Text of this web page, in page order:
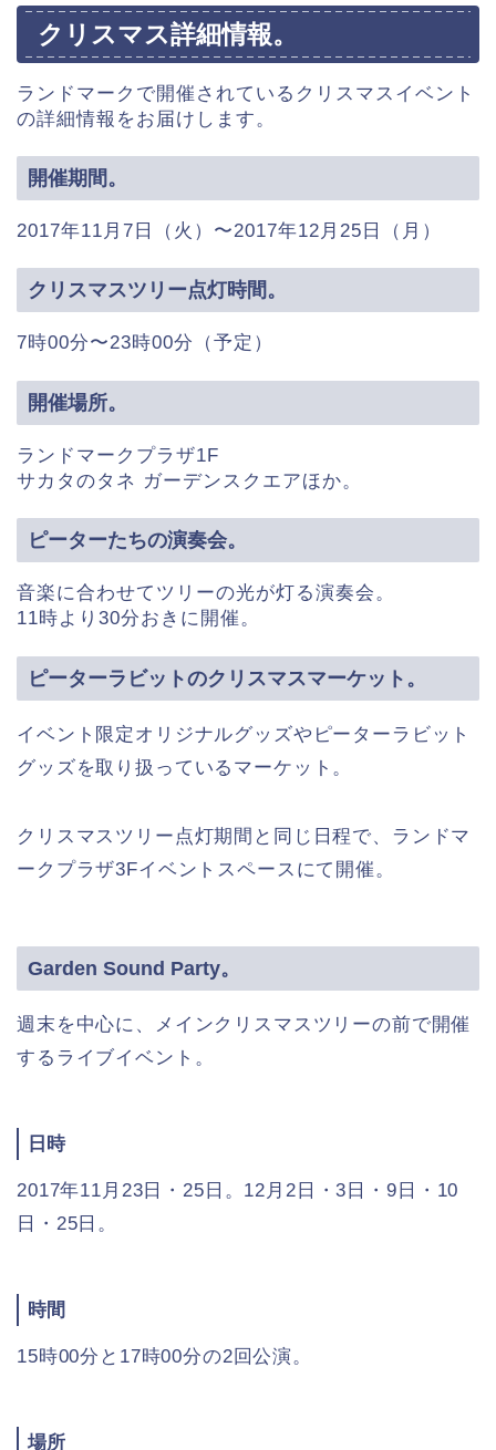
クリスマス詳細情報。
ランドマークで開催されているクリスマスイベント
の詳細情報をお届けします。
開催期間。
2017年11月7日（火）〜2017年12月25日（月）
クリスマスツリー点灯時間。
7時00分〜23時00分（予定）
開催場所。
ランドマークプラザ1F
サカタのタネ ガーデンスクエアほか。
ピーターたちの演奏会。
音楽に合わせてツリーの光が灯る演奏会。
11時より30分おきに開催。
ピーターラビットのクリスマスマーケット。
イベント限定オリジナルグッズやピーターラビット
グッズを取り扱っているマーケット。
クリスマスツリー点灯期間と同じ日程で、ランドマ
ークプラザ3Fイベントスペースにて開催。
Garden Sound Party。
週末を中心に、メインクリスマスツリーの前で開催
するライブイベント。
日時
2017年11月23日・25日。12月2日・3日・9日・10
日・25日。
時間
15時00分と17時00分の2回公演。
場所